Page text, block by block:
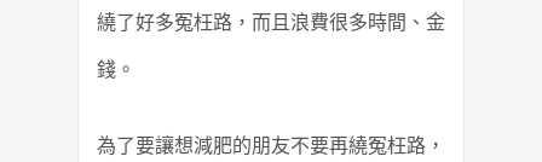
繞了好多冤枉路，而且浪費很多時間、金
錢。
為了要讓想減肥的朋友不要再繞冤枉路，